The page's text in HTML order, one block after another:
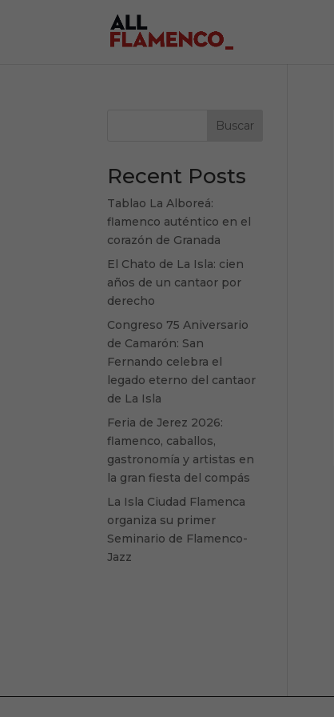
Buscar
Recent Posts
Tablao La Alboreá:
flamenco auténtico en el
corazón de Granada
El Chato de La Isla: cien
años de un cantaor por
derecho
Congreso 75 Aniversario
de Camarón: San
Fernando celebra el
legado eterno del cantaor
de La Isla
Feria de Jerez 2026:
flamenco, caballos,
gastronomía y artistas en
la gran fiesta del compás
La Isla Ciudad Flamenca
organiza su primer
Seminario de Flamenco-
Jazz